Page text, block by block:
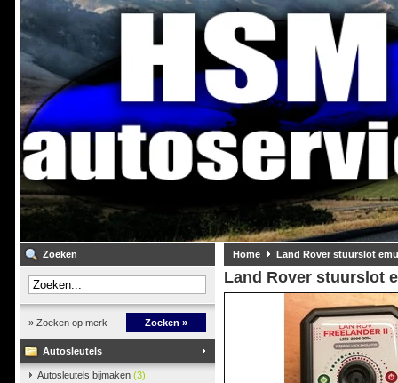
Zoeken
» Zoeken op merk Zoeken »
Autosleutels
Autosleutels bijmaken (3)
Home Land Rover stuurslot
Land Rover stuurslot